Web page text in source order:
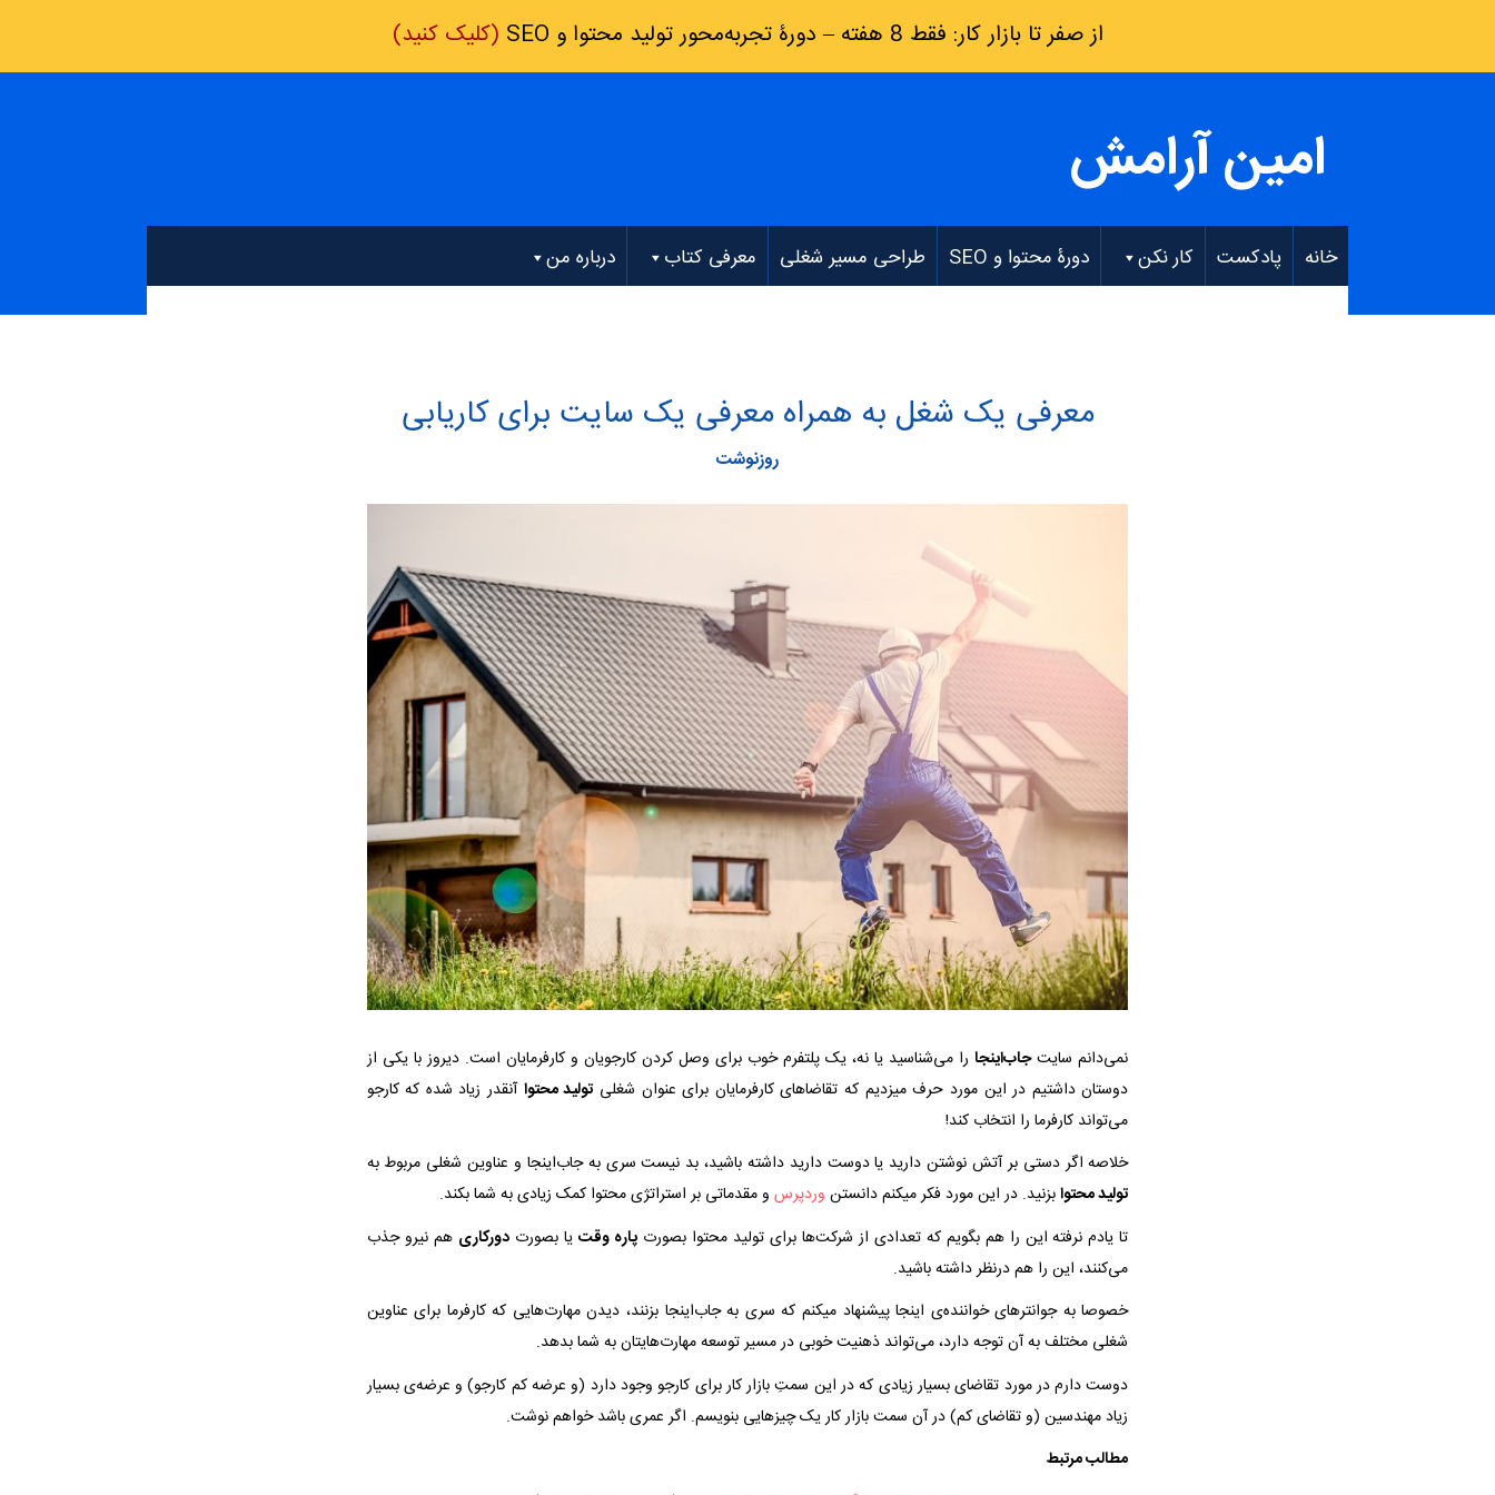
از صفر تا بازار کار: فقط 8 هفته – دورۀ تجربه‌محور تولید محتوا و SEO (کلیک کنید)
امین آرامش
خانه پادکست کار نکن دورۀ محتوا و SEO طراحی مسیر شغلی معرفی کتاب درباره من
معرفی یک شغل به همراه معرفی یک سایت برای کاریابی
روزنوشت
نمی‌دانم سایتجاب‌اینجارا می‌شناسید یا نه، یک پلتفرم خوب برای وصل کردن کارجویان و کارفرمایان است. دیروز با یکی از
دوستان داشتیم در این مورد حرف میزدیم که تقاضاهای کارفرمایان برای عنوان شغلی تولید محتوا آنقدر زیاد شده که کارجو
می‌تواند کارفرما را انتخاب کند!
خلاصه اگر دستی بر آتش نوشتن دارید یا دوست دارید داشته باشید، بد نیست سری به جاب‌اینجا و عناوین شغلی مربوط به
تولید محتوابزنید. در این مورد فکر میکنم دانستن وردپرسو مقدماتی بر استراتژی محتوا کمک زیادی به شما بکند.
تا یادم نرفته این را هم بگویم که تعدادی از شرکت‌ها برای تولید محتوا بصورتپاره وقت یا بصورتدورکاری هم نیرو جذب
می‌کنند، این را هم درنظر داشته باشید.
خصوصا به جوانترهای خواننده‌ی اینجا پیشنهاد میکنم که سری به جاب‌اینجا بزنند، دیدن مهارت‌هایی که کارفرما برای عناوین
شغلی مختلف به آن توجه دارد، می‌تواند ذهنیت خوبی در مسیر توسعه مهارت‌هایتان به شما بدهد.
دوست دارم در مورد تقاضای بسیار زیادی که در این سمتِ بازار کار برای کارجو وجود دارد (و عرضه کم کارجو) و عرضه‌ی بسیار
زیاد مهندسین (و تقاضای کم) در آن سمت بازار کار یک چیزهایی بنویسم. اگر عمری باشد خواهم نوشت.
مطالب مرتبط